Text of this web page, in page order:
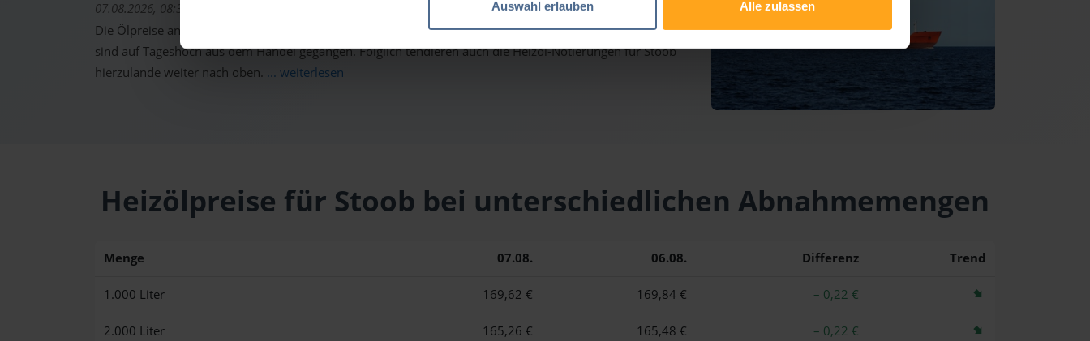
Auswahl erlauben Alle zulassen
07.08.2026, 08:37 Uhr
Die Ölpreise an den internationalen Warenterminmärkten haben gestern weiter deutlich zugelegt und
sind auf Tageshoch aus dem Handel gegangen. Folglich tendieren auch die Heizöl-Notierungen für Stoob
hierzulande weiter nach oben. ... weiterlesen
Heizölpreise für Stoob bei unterschiedlichen Abnahmemengen
Menge 07.08. 06.08. Differenz Trend
1.000 Liter 169,62 € 169,84 € – 0,22 €
2.000 Liter 165,26 € 165,48 € – 0,22 €